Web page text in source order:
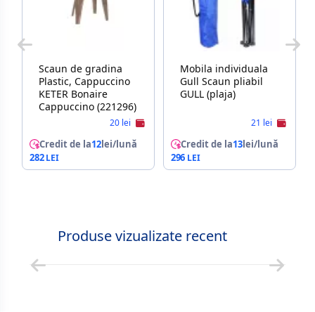
Scaun de gradina
Plastic, Cappuccino
KETER Bonaire
Cappuccino (221296)
20 lei
Credit de la12lei/lună
282
Mobila individuala
Gull Scaun pliabil
GULL (plaja)
21 lei
Credit de la13lei/lună
296
Produse vizualizate recent